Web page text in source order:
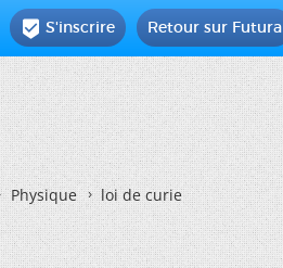
Retour sur Futura
 S'inscrire
Physique loi de curie